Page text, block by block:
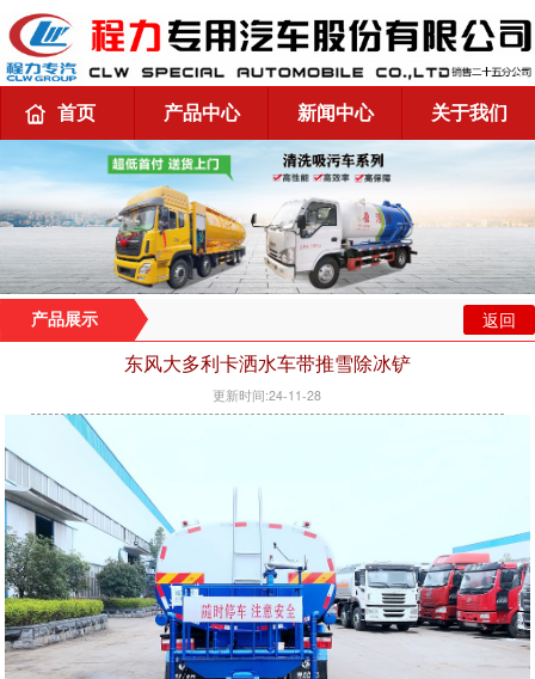
首页 产品中心 新闻中心 关于我们
产品展示 返回
东风大多利卡洒水车带推雪除冰铲
更新时间:24-11-28